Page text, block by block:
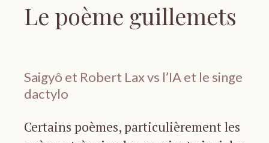
Le poème guillemets
Saigyô et Robert Lax vs l’IA et le singe
dactylo
Certains poèmes, particulièrement les